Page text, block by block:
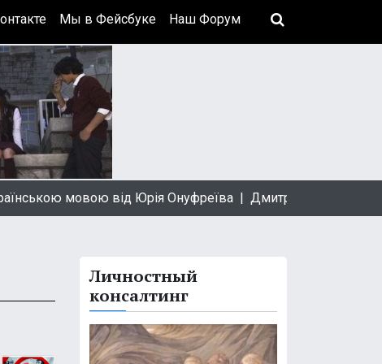
Мы в Фейсбуке Наш Форум
мовою від Юрія Онуфреїва |Дмитрий Быков: За
Личностный
консалтинг